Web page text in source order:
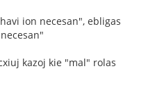
ion necesan", ebligas
kazoj kie "mal" rolas